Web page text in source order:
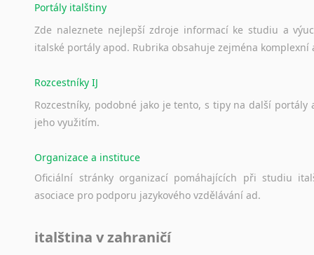
Portály italštiny
Zde naleznete nejlepší zdroje informací ke studiu a
italské portály apod. Rubrika obsahuje zejména komplexní
Rozcestníky IJ
Rozcestníky, podobné jako je tento, s tipy na další portály
jeho využitím.
Organizace a instituce
Oficiální stránky organizací pomáhajících při studiu
asociace pro podporu jazykového vzdělávání ad.
italština v zahraničí